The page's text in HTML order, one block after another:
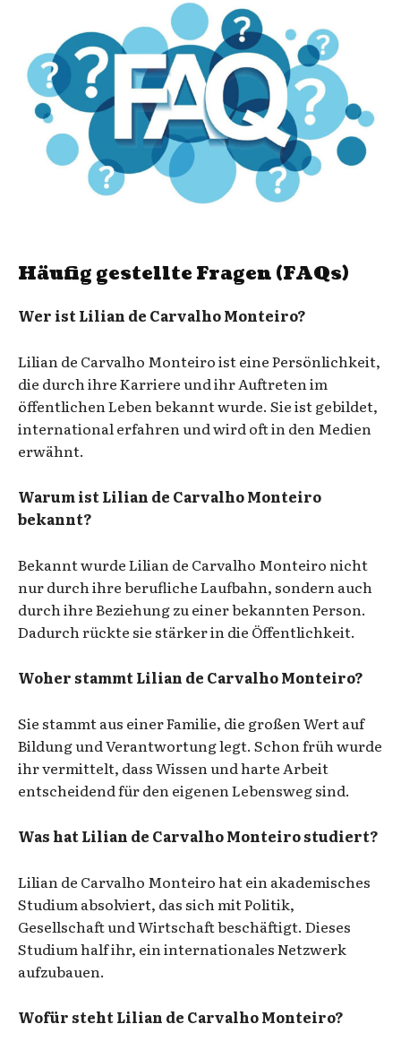
Häufig gestellte Fragen (FAQs)
Wer ist Lilian de Carvalho Monteiro?
Lilian de Carvalho Monteiro ist eine Persönlichkeit,
die durch ihre Karriere und ihr Auftreten im
öffentlichen Leben bekannt wurde. Sie ist gebildet,
international erfahren und wird oft in den Medien
erwähnt.
Warum ist Lilian de Carvalho Monteiro
bekannt?
Bekannt wurde Lilian de Carvalho Monteiro nicht
nur durch ihre berufliche Laufbahn, sondern auch
durch ihre Beziehung zu einer bekannten Person.
Dadurch rückte sie stärker in die Öffentlichkeit.
Woher stammt Lilian de Carvalho Monteiro?
Sie stammt aus einer Familie, die großen Wert auf
Bildung und Verantwortung legt. Schon früh wurde
ihr vermittelt, dass Wissen und harte Arbeit
entscheidend für den eigenen Lebensweg sind.
Was hat Lilian de Carvalho Monteiro studiert?
Lilian de Carvalho Monteiro hat ein akademisches
Studium absolviert, das sich mit Politik,
Gesellschaft und Wirtschaft beschäftigt. Dieses
Studium half ihr, ein internationales Netzwerk
aufzubauen.
Wofür steht Lilian de Carvalho Monteiro?